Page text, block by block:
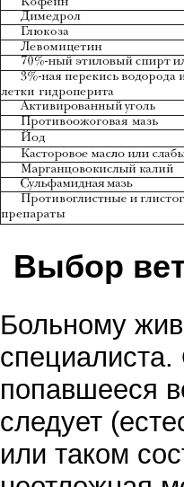
Выбор
Больному
попавшееся
следует
или таком